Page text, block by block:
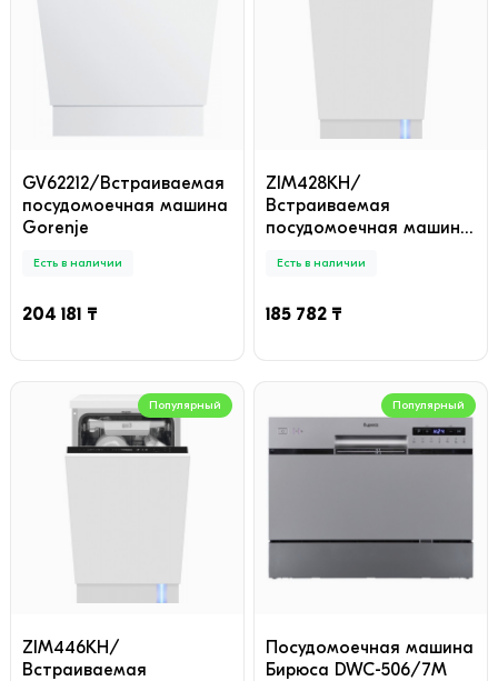
GV62212/Встраиваемая
посудомоечная машина
Gorenje
Есть в наличии
204 181 ₸
ZIM428KH/
Встраиваемая
посудомоечная машина
Есть в наличии
185 782 ₸
Популярный
ZIM446KH/
Встраиваемая
Популярный
Посудомоечная машина
Бирюса DWC-506/7M